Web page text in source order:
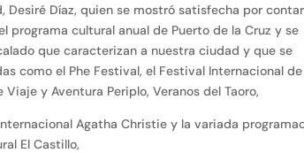
Díaz, quien se mostró satisfecha por
programa cultural anual de Puerto de la Cruz y se
que caracterizan a nuestra ciudad y que se
como el Phe Festival, el Festival Internacional de
y Aventura Periplo, Veranos del Taoro,
Agatha Christie y la variada
El Castillo,